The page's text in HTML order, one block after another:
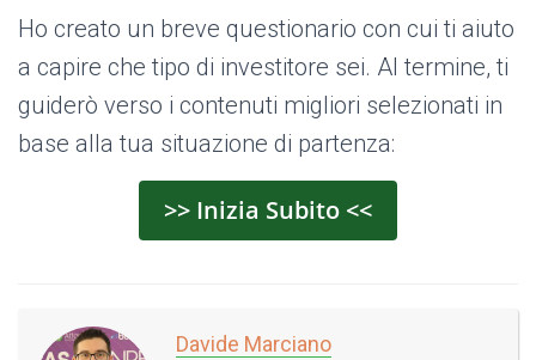
Ho creato un breve questionario con cui ti aiuto
a capire che tipo di investitore sei. Al termine, ti
guiderò verso i contenuti migliori selezionati in
base alla tua situazione di partenza:
>> Inizia Subito <<
Davide Marciano